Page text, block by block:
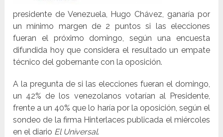
presidente de Venezuela, Hugo Chávez, ganaría por
un mínimo margen de 2 puntos si las elecciones
fueran el próximo domingo, según una encuesta
difundida hoy que considera el resultado un empate
técnico del gobernante con la oposición.
A la pregunta de si las elecciones fueran el domingo,
un 42% de los venezolanos votarían al Presidente,
frente a un 40% que lo haría por la oposición, según el
sondeo de la firma Hinterlaces publicada el miércoles
en el diario El Universal.